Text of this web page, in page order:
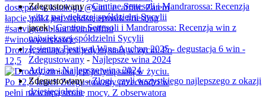
Drodzy, zmiana jest jedyną stałą w życiu. Po
12,5
Zdegustowany-Cantine Settesoli i Mandrarossa: Recenzja
win z największej spółdzielni Sycylii
jacek-Cantine Settesoli i Mandrarossa: Recenzja win z
największej spółdzielni Sycylii
Jesienny Festiwal Wina Auchan 2025 - degustacja 6 win -
Zdegustowany - Najlepsze wina 2024
Adrian-Najlepsze wina 2024
Zdegustowany-Złogi, czyli wszystkiego najlepszego z okazji
dziesięciolecia